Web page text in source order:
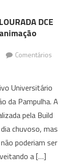
DCE
Comentários
Universitário
da Pampulha. A
pela Build
chuvoso, mas
poderiam ser
a […]